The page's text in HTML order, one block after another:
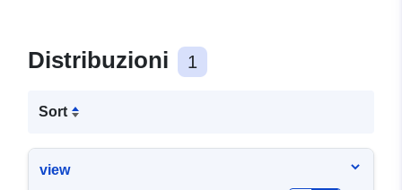
Distribuzioni 1
Sort
view